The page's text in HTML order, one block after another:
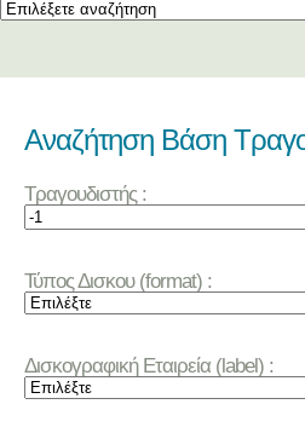
Αναζήτηση Βάση
Τραγουδιστής :
Τύπος Δισκου (format) :
Δισκογραφική Εταιρεία (label) :